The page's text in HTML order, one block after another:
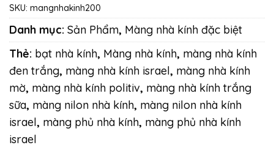
SKU: mangnhakinh200
Danh mục: Sản Phẩm, Màng nhà kính đặc biệt
Thẻ: bạt nhà kính, Màng nhà kính, màng nhà kính
đen trắng, màng nhà kính israel, màng nhà kính
mờ, màng nhà kính politiv, màng nhà kính trắng
sữa, màng nilon nhà kính, màng nilon nhà kính
israel, màng phủ nhà kính, màng phủ nhà kính
israel